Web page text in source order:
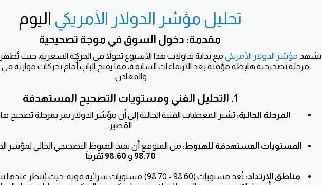
تحليل مؤشر الدولار الأمريكي اليوم
مقدمة: دخول السوق في موجة تصحيحية
يشهد مؤشر الدولار الأمريكي مع بداية تداولات هذا الأسبوع تحولاً في الحركة السعرية، حيث تُظهر
مرحلة تصحيحية هابطة مؤقتة بعد الارتفاعات السابقة، مما يفتح الباب أمام تحركات موازية
والمعادن.
1. التحليل الفني ومستويات التصحيح المستهدفة
المرحلة الحالية: تشير المعطيات الفنية الحالية إلى أن مؤشر الدولار يمر بمرحلة تصحيح
القصير.
المستويات المستهدفة للهبوط: من المتوقع أن يمتد الهبوط التصحيحي الحالي لمؤشر
98.70 و 98.60 تقريباً.
مناطق الارتداد:
تُعد مستويات (98.60 - 98.70) مستويات شرائية قوية؛ حيث يُنتظر